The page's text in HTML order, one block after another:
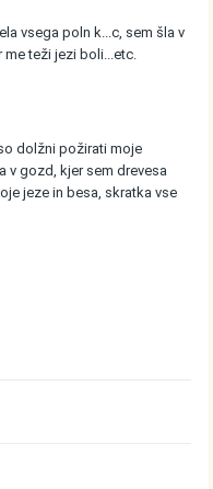
vsega poln k...c, sem šla v
me teži jezi boli...etc.
dolžni požirati moje
v gozd, kjer sem drevesa
jeze in besa, skratka vse